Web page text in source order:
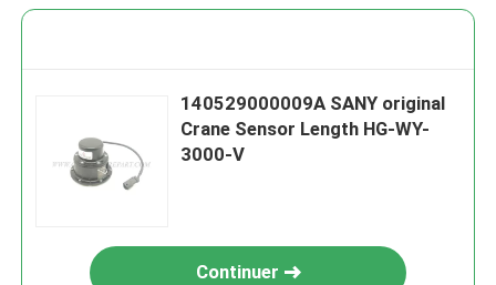
140529000009A SANY original
Crane Sensor Length HG-WY-
3000-V
Continuer